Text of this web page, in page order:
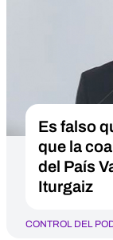
Es falso
que la
del País
Iturgaiz
CONTROL DEL